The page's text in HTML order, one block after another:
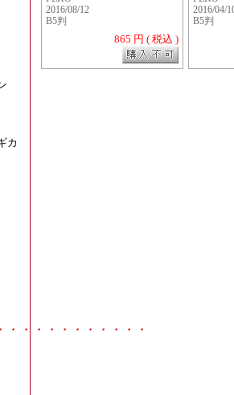
カ
・・・・・・・・・・・
2016/08/12
B5判
865 円 ( 税込 )
2016/04/
B5判